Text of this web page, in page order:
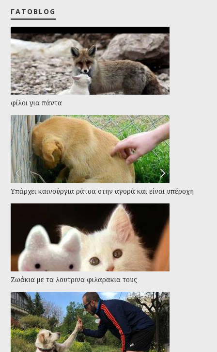
ΓΑΤΟBLOG
φίλοι για πάντα
Υπάρχει καινούργια ράτσα στην αγορά και είναι υπέροχη
Ζωάκια με τα λουτρινα φιλαρακια τους